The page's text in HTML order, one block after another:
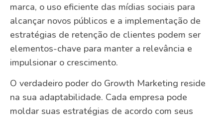
marca, o uso eficiente das mídias sociais para
alcançar novos públicos e a implementação de
estratégias de retenção de clientes podem ser
elementos-chave para manter a relevância e
impulsionar o crescimento.
O verdadeiro poder do Growth Marketing reside
na sua adaptabilidade. Cada empresa pode
moldar suas estratégias de acordo com seus